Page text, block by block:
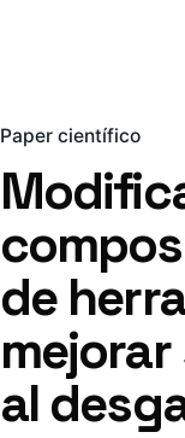
Paper científico
de
al